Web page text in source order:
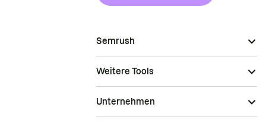
Semrush
Weitere Tools
Unternehmen